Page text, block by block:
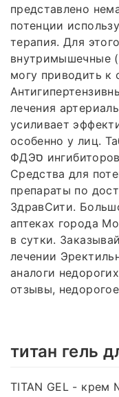
представлено
потенции
терапия. Для
внутримышечные
могу приводить к
лечения
усиливает
особенно у лиц.
ФДЭס ингибиторов (Виагра, Сиалис, Левитра).
Средства для
препараты по
ЗдравСити.
аптеках города
в сутки.
лечении
аналоги
отзывы,
титан гель
TITAN GEL - крем